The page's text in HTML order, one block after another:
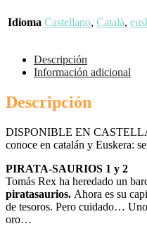
Idioma Castellano, Català,
Descripción
Información adicional
Descripción
DISPONIBLE EN
conoce en catalán y Euskera:
PIRATA-SAURIOS 1 y 2
Tomás Rex ha heredado un
piratasaurios. Ahora es su
de tesoros. Pero cuidado…
oro…